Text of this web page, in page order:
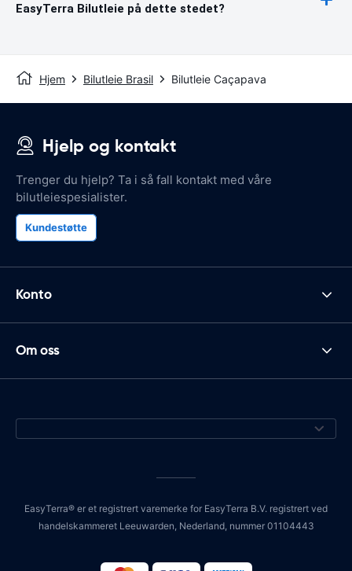
EasyTerra Bilutleie på dette stedet?
Hjem Bilutleie Brasil Bilutleie Caçapava
Hjelp og kontakt
Trenger du hjelp? Ta i så fall kontakt med våre
bilutleiespesialister.
Kundestøtte
Konto
Om oss
EasyTerra® er et registrert varemerke for EasyTerra B.V. registrert ved
handelskammeret Leeuwarden, Nederland, nummer 01104443